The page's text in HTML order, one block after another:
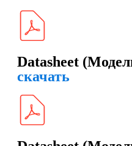
Datasheet
скачать